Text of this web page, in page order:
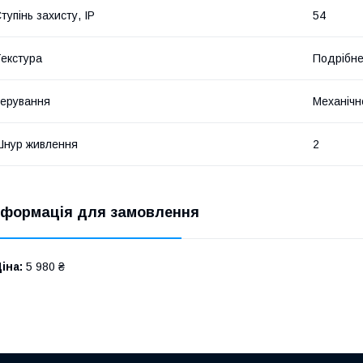
захисту, IP 54
живлення 2
для замовлення
5 980 ₴